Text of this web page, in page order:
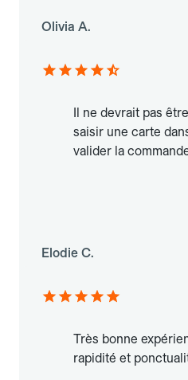
Olivia A.
Il ne devrait pas
saisir une carte
valider la
Elodie C.
Très bonne
rapidité et